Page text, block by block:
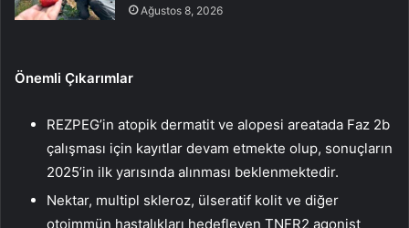
Ağustos 8, 2026
Önemli Çıkarımlar
REZPEG’in atopik dermatit ve alopesi areatada Faz 2b
çalışması için kayıtlar devam etmekte olup, sonuçların
2025’in ilk yarısında alınması beklenmektedir.
Nektar, multipl skleroz, ülseratif kolit ve diğer
otoimmün hastalıkları hedefleyen TNFR2 agonist